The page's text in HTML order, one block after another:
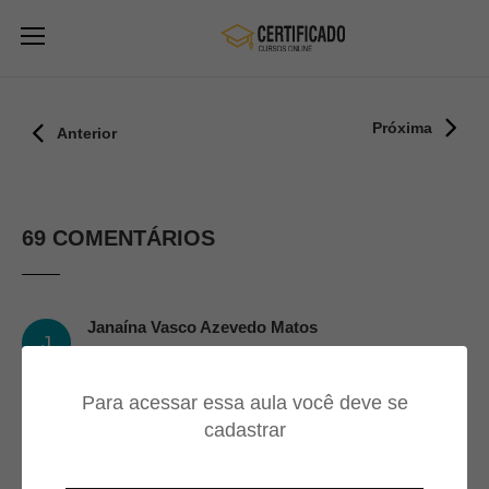
Para acessar essa aula você deve se
cadastrar
Anterior Próxima
69 COMENTÁRIOS
J
Janaína Vasco Azevedo Matos
Gostei